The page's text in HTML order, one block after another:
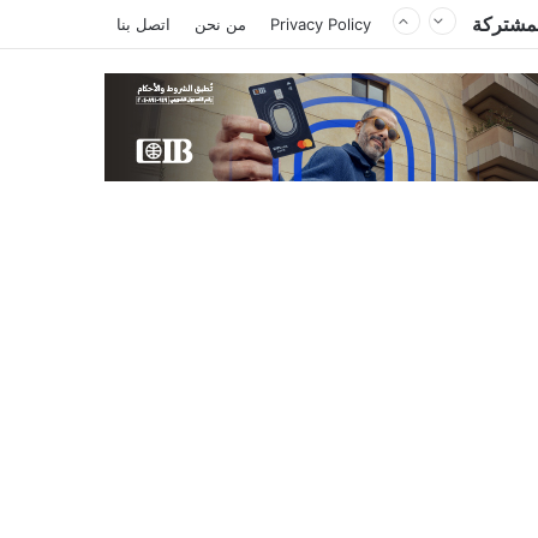
Privacy Policy من نحن اتصل بنا